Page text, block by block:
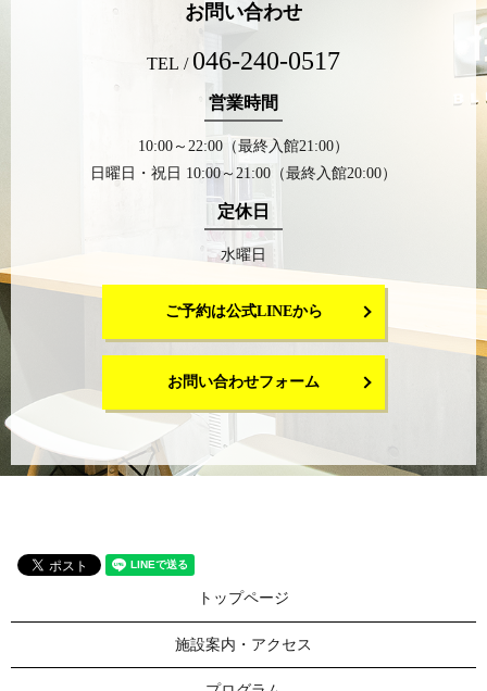
お問い合わせ
TEL / 046-240-0517
営業時間
10:00～22:00（最終入館21:00）
日曜日・祝日 10:00～21:00（最終入館20:00）
定休日
水曜日
ご予約は公式LINEから
お問い合わせフォーム
トップページ
施設案内・アクセス